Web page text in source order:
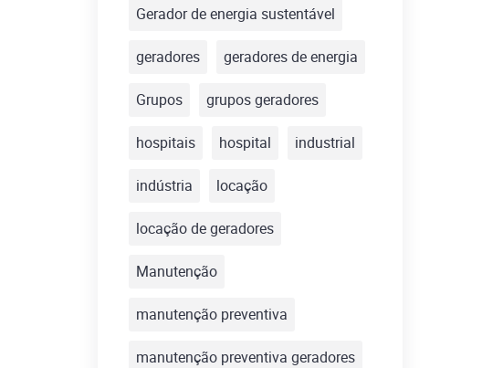
Gerador de energia sustentável
geradores geradores de energia
Grupos grupos geradores
hospitais hospital industrial
indústria locação
locação de geradores
Manutenção
manutenção preventiva
manutenção preventiva geradores